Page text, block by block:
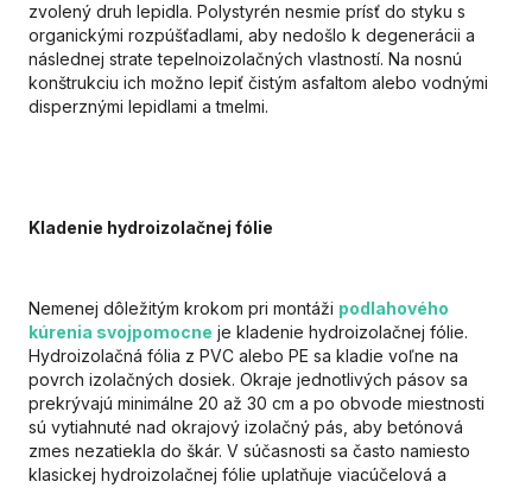
zvolený druh lepidla. Polystyrén nesmie prísť do styku s
organickými rozpúšťadlami, aby nedošlo k degenerácii a
následnej strate tepelnoizolačných vlastností. Na nosnú
konštrukciu ich možno lepiť čistým asfaltom alebo vodnými
disperznými lepidlami a tmelmi.
Kladenie hydroizolačnej fólie
Nemenej dôležitým krokom pri montáži podlahového
kúrenia svojpomocne je kladenie hydroizolačnej fólie.
Hydroizolačná fólia z PVC alebo PE sa kladie voľne na
povrch izolačných dosiek. Okraje jednotlivých pásov sa
prekrývajú minimálne 20 až 30 cm a po obvode miestnosti
sú vytiahnuté nad okrajový izolačný pás, aby betónová
zmes nezatiekla do škár. V súčasnosti sa často namiesto
klasickej hydroizolačnej fólie uplatňuje viacúčelová a